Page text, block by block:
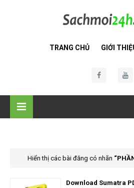
TRANG CHỦ GIỚI
Hiển thị các bài đăng có nhãn
Download Sumatra